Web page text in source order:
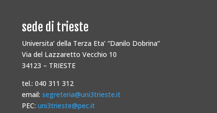
sede di trieste
Universita’ della Terza Eta’ “Danilo Dobrina”
Via del Lazzaretto Vecchio 10
34123 – TRIESTE
tel.: 040 311 312
email: segreteria@uni3trieste.it
PEC: uni3trieste@pec.it